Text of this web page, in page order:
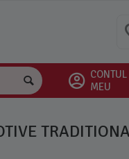
CONTUL
MEU